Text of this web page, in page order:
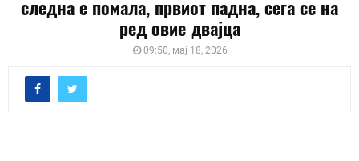
следна е помала, првиот падна, сега се на
ред овие двајца
09:50, мај 18, 2026